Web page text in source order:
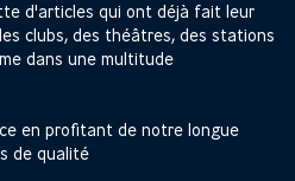
d'articles qui ont déjà fait leur
clubs, des théâtres, des stations
dans une multitude
en profitant de notre longue
de qualité